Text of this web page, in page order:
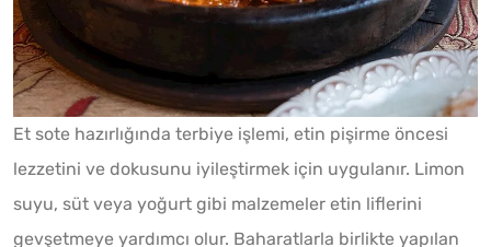
Et sote hazırlığında terbiye işlemi, etin pişirme öncesi
lezzetini ve dokusunu iyileştirmek için uygulanır. Limon
suyu, süt veya yoğurt gibi malzemeler etin liflerini
gevşetmeye yardımcı olur. Baharatlarla birlikte yapılan